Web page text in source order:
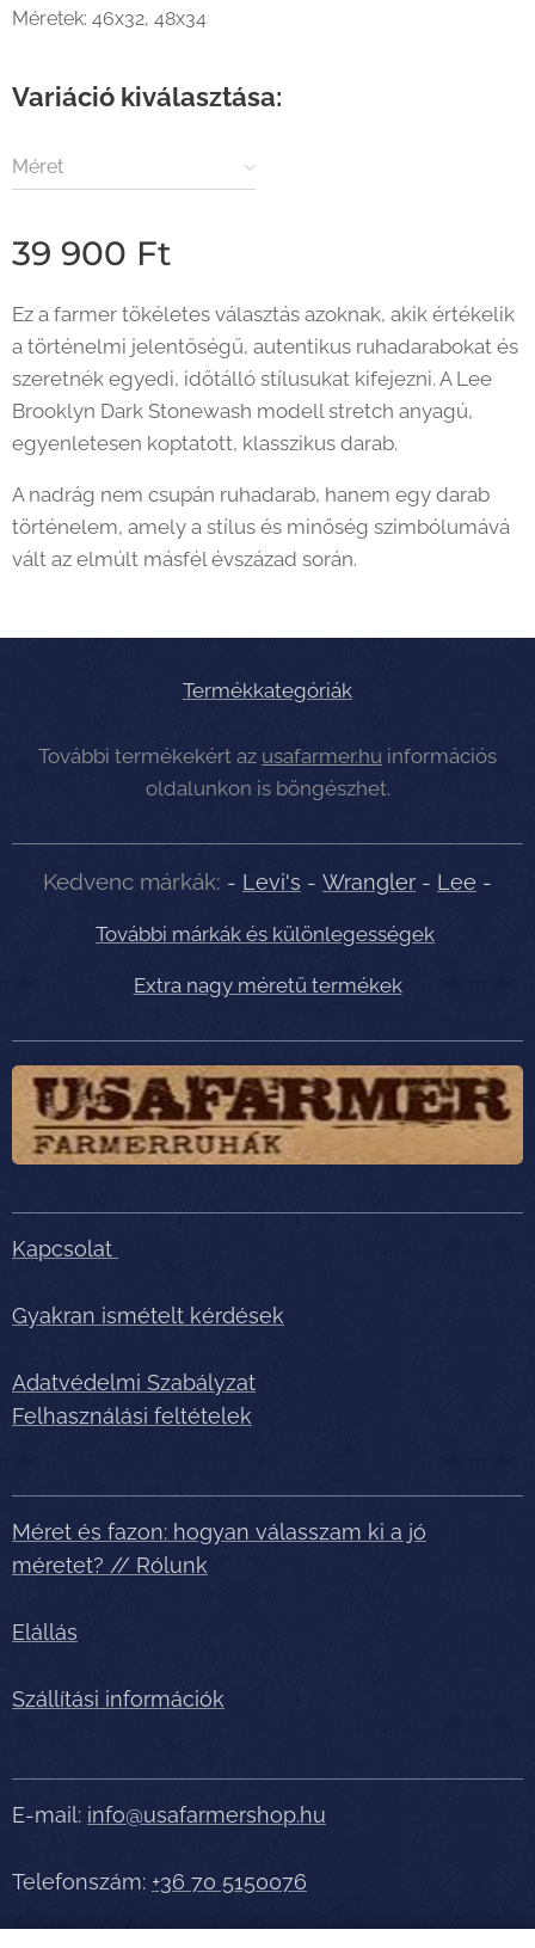
Méretek: 46x32, 48x34
Variáció kiválasztása:
Méret
39 900 Ft
Ez a farmer tökéletes választás azoknak, akik értékelik
a történelmi jelentőségű, autentikus ruhadarabokat és
szeretnék egyedi, időtálló stílusukat kifejezni. A Lee
Brooklyn Dark Stonewash modell stretch anyagú,
egyenletesen koptatott, klasszikus darab.
A nadrág nem csupán ruhadarab, hanem egy darab
történelem, amely a stílus és minőség szimbólumává
vált az elmúlt másfél évszázad során.
Termékkategóriák
További termékekért az usafarmer.hu információs
oldalunkon is böngészhet.
Kedvenc márkák: - Levi's - Wrangler - Lee -
További márkák és különlegességek
Extra nagy méretű termékek
Kapcsolat
Gyakran ismételt kérdések
Adatvédelmi Szabályzat
Felhasználási feltételek
Méret és fazon: hogyan válasszam ki a jó
méretet? // Rólunk
Elállás
Szállítási információk
E-mail: info@usafarmershop.hu
Telefonszám: +36 70 5150076